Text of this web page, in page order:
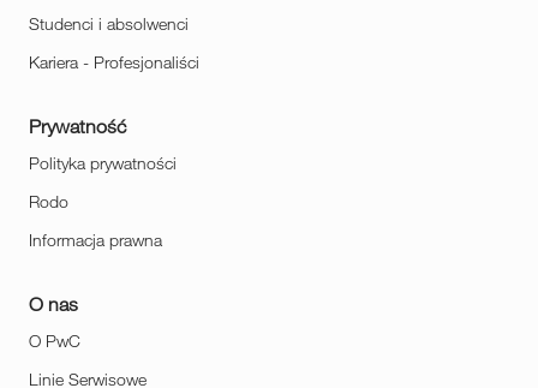
Studenci i absolwenci
Kariera - Profesjonaliści
Prywatność
Polityka prywatności
Rodo
Informacja prawna
O nas
O PwC
Linie Serwisowe